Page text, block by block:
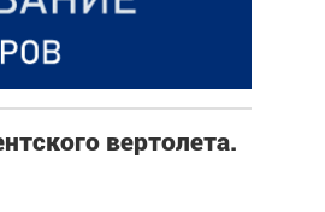
вертолета.